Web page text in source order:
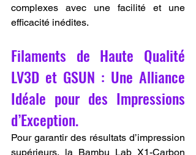
complexes avec une facilité et une
efficacité inédites.
Filaments de Haute Qualité
LV3D et GSUN : Une Alliance
Idéale pour des Impressions
d’Exception.
Pour garantir des résultats d’impression
supérieurs, la Bambu Lab X1-Carbon